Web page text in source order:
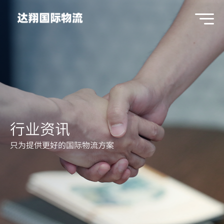
行业资讯
只为提供更好的国际物流方案